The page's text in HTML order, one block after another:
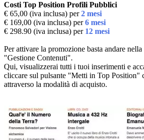
Costi Top Position Profili Pubblici
€ 65,00 (iva inclusa) per2 mesi
€ 169,00 (iva inclusa) per6 mesi
€ 298.90 (iva inclusa) per 12 mesi
Per attivare la promozione basta andare nella
"Gestione Contenuti".
Qui, visualizzerai tutti i tuoi inserimenti e
cliccare sul pulsante "Metti in Top Position"
attraverso la modalità di acquisto.